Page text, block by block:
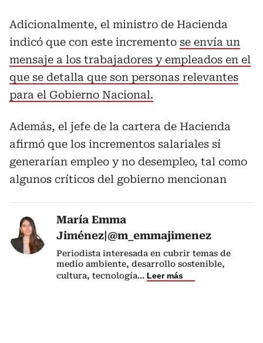
Adicionalmente, el ministro de Hacienda
indicó que con este incremento se envía un
mensaje a los trabajadores y empleados en el
que se detalla que son personas relevantes
para el Gobierno Nacional.
Además, el jefe de la cartera de Hacienda
afirmó que los incrementos salariales sí
generarían empleo y no desempleo, tal como
algunos críticos del gobierno mencionan
María Emma
Jiménez|@m_emmajimenez
Periodista interesada en cubrir temas de
medio ambiente, desarrollo sostenible,
cultura, tecnología... Leer más